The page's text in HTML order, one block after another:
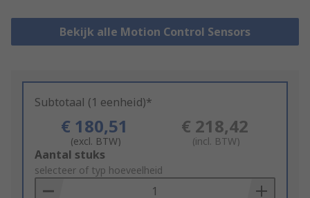
Bekijk alle Motion Control Sensors
Subtotaal (1 eenheid)*
€ 180,51
(excl. BTW)
€ 218,42
(incl. BTW)
Add
to
Basket
Aantal stuks
selecteer of typ hoeveelheid